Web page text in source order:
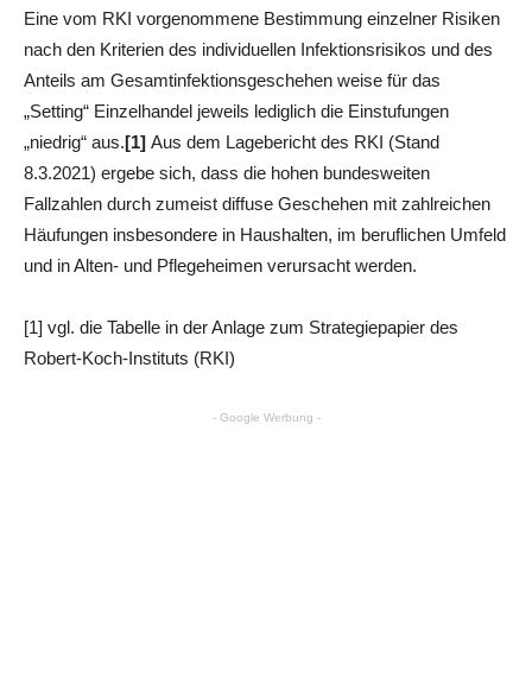
Eine vom RKI vorgenommene Bestimmung einzelner Risiken
nach den Kriterien des individuellen Infektionsrisikos und des
Anteils am Gesamtinfektionsgeschehen weise für das
„Setting“ Einzelhandel jeweils lediglich die Einstufungen
„niedrig“ aus.[1] Aus dem Lagebericht des RKI (Stand
8.3.2021) ergebe sich, dass die hohen bundesweiten
Fallzahlen durch zumeist diffuse Ge­schehen mit zahlrei­chen
Häufungen insbesondere in Haushalten, im be­ruflichen Umfeld
und in Alten- und Pflegeheimen verursacht werden.
[1] vgl. die Tabelle in der Anlage zum Strategiepapier des
Robert-Koch-Instituts (RKI)
- Google Werbung -